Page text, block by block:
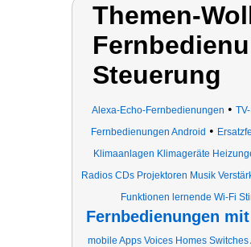
Themen-
Steuerung
Alexa-Echo-Fernbedienungen •
Fernbedienungen Android •
Klimaanlagen Klimageräte
Radios CDs Projektoren Musik
Funktionen lernende Wi-Fi
Fernbedienungen
mobile Apps Voices Homes